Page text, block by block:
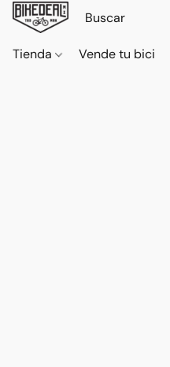
Tienda Vende tu bici